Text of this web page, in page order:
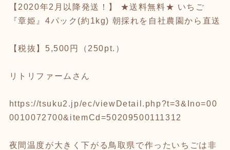
【2020年2月以降発送！】 ★送料無料★ いちご
『章姫』4パック(約1kg) 朝採れを自社農園から直送
【税抜】5,500円（250pt.）
リトリファームさん
https://tsuku2.jp/ec/viewDetail.php?t=3&Ino=00
0010072700&itemCd=50209500111312
夜間温度が大きく下がる鳥取県で作ったいちごは非